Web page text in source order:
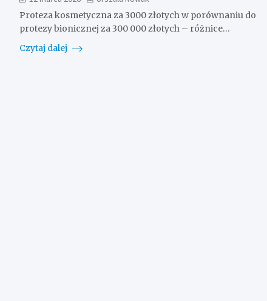
Proteza kosmetyczna za 3000 złotych w porównaniu do
protezy bionicznej za 300 000 złotych – różnice…
Czytaj dalej